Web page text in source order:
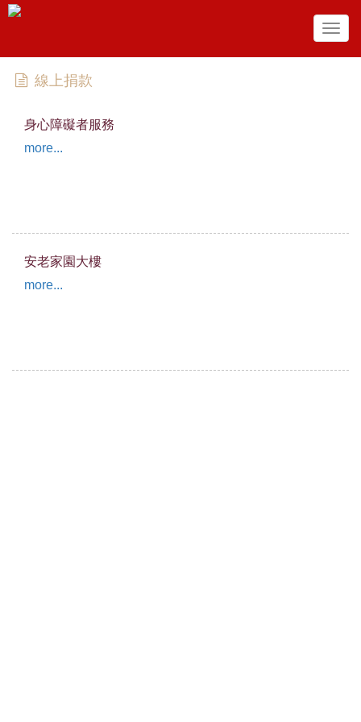
線上捐款
身心障礙者服務
more...
安老家園大樓
more...